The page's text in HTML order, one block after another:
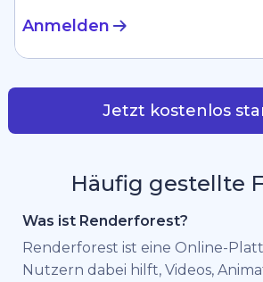
Anmelden
Jetzt kostenlos
Häufig gestellte
Was ist Renderforest?
Renderforest ist eine Online-
Nutzern dabei hilft, Videos,